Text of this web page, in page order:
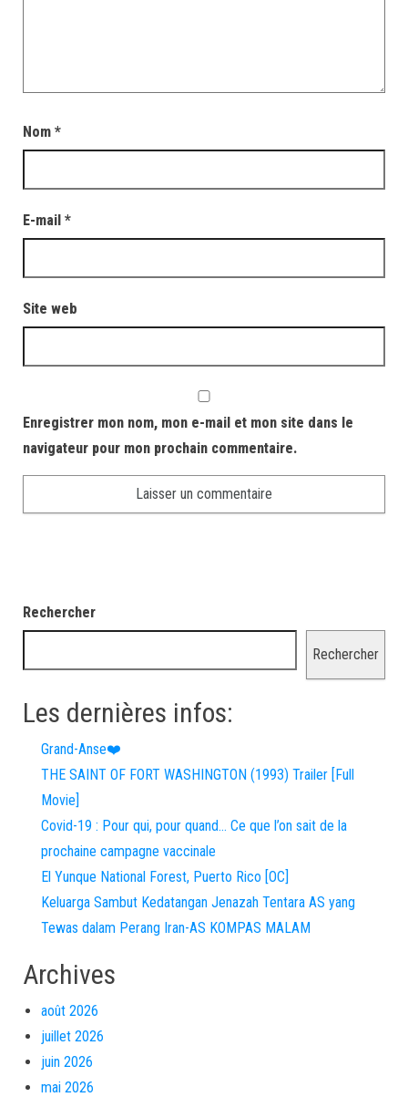
Nom *
E-mail *
Site web
Enregistrer mon nom, mon e-mail et mon site dans le
navigateur pour mon prochain commentaire.
Rechercher
Rechercher
Les dernières infos:
Grand-Anse❤️
THE SAINT OF FORT WASHINGTON (1993) Trailer [Full
Movie]
Covid-19 : Pour qui, pour quand… Ce que l’on sait de la
prochaine campagne vaccinale
El Yunque National Forest, Puerto Rico [OC]
Keluarga Sambut Kedatangan Jenazah Tentara AS yang
Tewas dalam Perang Iran-AS KOMPAS MALAM
Archives
août 2026
juillet 2026
juin 2026
mai 2026